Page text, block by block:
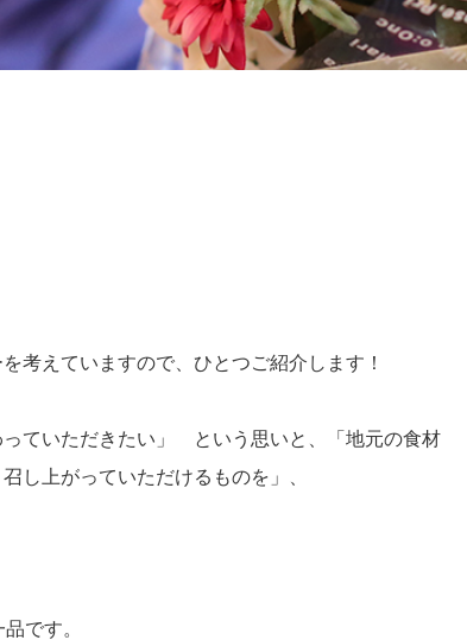
考えていますので、ひとつご紹介します！
ていただきたい」 という思いと、「地元の食材
し上がっていただけるものを」、
です。